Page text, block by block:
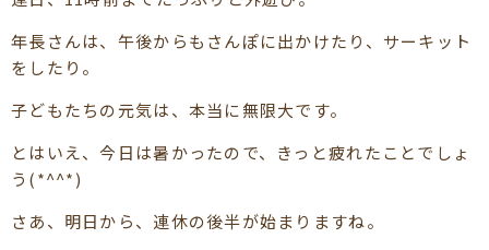
年長さんは、午後からもさんぽに出かけたり、サーキット
をしたり。
子どもたちの元気は、本当に無限大です。
とはいえ、今日は暑かったので、きっと疲れたことでしょ
う(*^^*)
さあ、明日から、連休の後半が始まりますね。